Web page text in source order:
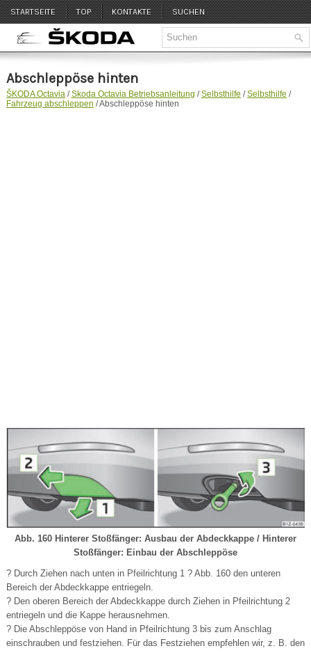
STARTSEITE TOP KONTAKTE SUCHEN
Abschleppöse hinten
ŠKODA Octavia/Skoda Octavia Betriebsanleitung /Selbsthilfe /Selbsthilfe /
Fahrzeug abschleppen / Abschleppöse hinten
Abb. 160 Hinterer Stoßfänger: Ausbau der Abdeckkappe / Hinterer
Stoßfänger: Einbau der Abschleppöse
? Durch Ziehen nach unten in Pfeilrichtung 1 ? Abb. 160 den unteren
Bereich der Abdeckkappe entriegeln.
? Den oberen Bereich der Abdeckkappe durch Ziehen in Pfeilrichtung 2
entriegeln und die Kappe herausnehmen.
? Die Abschleppöse von Hand in Pfeilrichtung 3 bis zum Anschlag
einschrauben und festziehen. Für das Festziehen empfehlen wir, z. B. den